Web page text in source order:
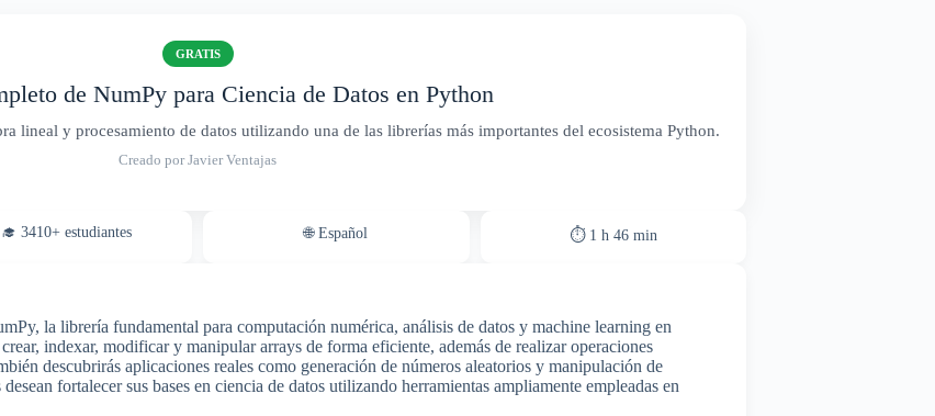
GRATIS
de NumPy para Ciencia de Datos en Python
lineal y procesamiento de datos utilizando una de las librerías más importantes del ecosistema Python.
Creado por Javier Ventajas
3410+ estudiantes 🌐 Español ⏱ 1 h 46 min
la librería fundamental para computación numérica, análisis de datos y machine learning en
indexar, modificar y manipular arrays de forma eficiente, además de realizar operaciones
descubrirás aplicaciones reales como generación de números aleatorios y manipulación de
fortalecer sus bases en ciencia de datos utilizando herramientas ampliamente empleadas en